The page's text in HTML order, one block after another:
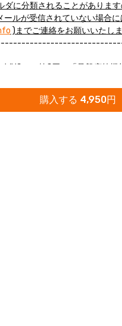
に分類されることがあります
ルが受信されていない場合
)までご連絡をお願いいたしま
WHS）の第8回は「骨盤底筋機
購入する 4,950円